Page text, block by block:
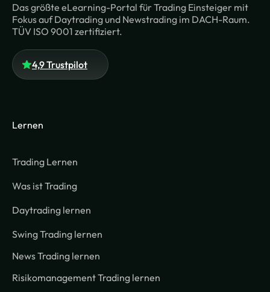
Das größte eLearning-Portal für Trading Einsteiger mit
Fokus auf Daytrading und Newstrading im DACH-Raum.
TÜV ISO 9001 zertifiziert.
4,9 Trustpilot
Lernen
Trading Lernen
Was ist Trading
Daytrading lernen
Swing Trading lernen
News Trading lernen
Risikomanagement Trading lernen